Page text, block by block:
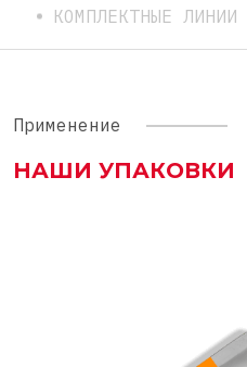
КОМПЛЕКТНЫЕ
Применение
НАШИ УПАКОВКИ